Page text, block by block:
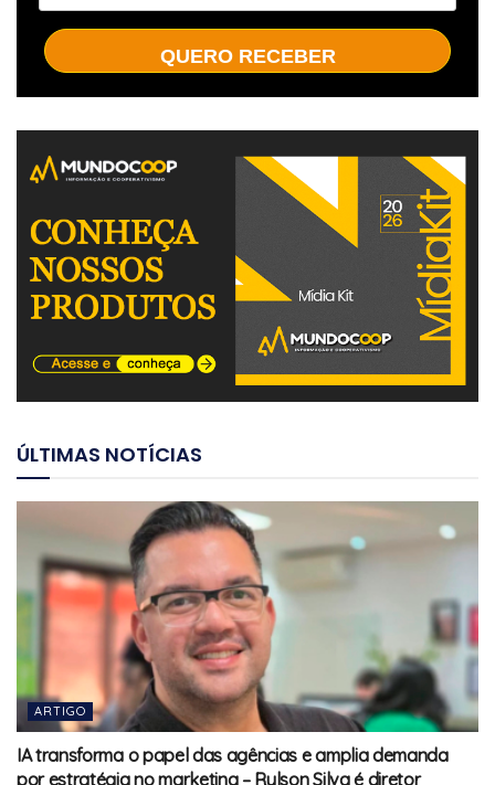
QUERO RECEBER
ÚLTIMAS NOTÍCIAS
ARTIGO
IA transforma o papel das agências e amplia demanda
por estratégia no marketing – Rylson Silva é diretor